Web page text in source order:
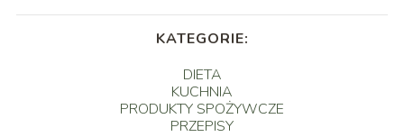
KATEGORIE:
DIETA
KUCHNIA
PRODUKTY SPOŻYWCZE
PRZEPISY